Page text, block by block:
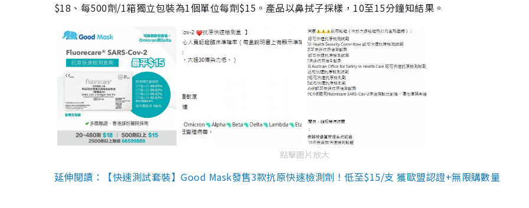
$18、每500劑/1箱獨立包裝為1個單位每劑$15。產品以鼻拭子採樣，10至15分鐘知結果。
點擊圖片放大
延伸閱讀：【快速測試套裝】Good Mask發售3款抗原快速檢測劑！低至$15/支 獲歐盟認證+無限購數量